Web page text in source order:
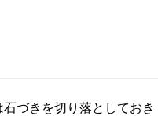
づきを切り落としておき